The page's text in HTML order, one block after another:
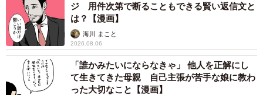
ジ 用件次第で断ることもできる賢い返信文と
は？【漫画】
海川 まこと
2026.08.06
「誰かみたいにならなきゃ」 他人を正解にし
て生きてきた母親 自己主張が苦手な娘に教わ
った大切なこと【漫画】